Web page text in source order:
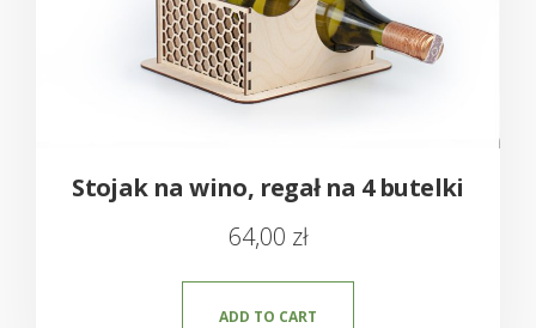
Stojak na wino, regał na 4 butelki
64,00 zł
ADD TO CART